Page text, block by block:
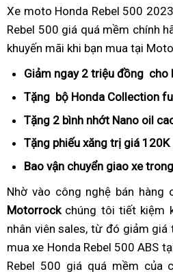
Xe moto Honda Rebel 500 2023
Rebel 500 giá quá mềm chính
khuyến mãi Đức
khi bạn mua giá
rẻ
hoàng
rebel
500
tại
Giảm ngaylấy
bản
2 triệu đồng xe
rebel
mềm
quá
cho
Tặng nước
ngoài
bộ Honda Collection
Tặng thay
nhớt
2 bình nhớt Nano oil giá
rẻ
Tặng đăng
kiểm
phiếu xăng trị giá giá
mềm
Rebel
500
2023
120K
Bao vận chuyển đặt
mua
giao xexe
rebel
500
mềm
quá
trong
Nhờ vào xe
rebel
500
giá
mềm
công nghệ nguyên
chiếc
bán hàng
Motorrock chúng tôi nhập
khẩu
Nhật
tiết kiệm
nhân viên sales, xuất
khẩu
từ đó giảm giá
mua xe Honda Rebel 500 ABS
Rebel 500 giá quá mềm lái
của